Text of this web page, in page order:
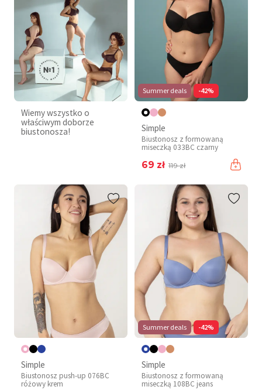
Wiemy wszystko o
właściwym doborze
biustonosza!
Summer deals -42%
Simple
Biustonosz z formowaną
miseczką 033BC czarny
69 zł 119 zł
Simple
Biustonosz push-up 076BC
różowy krem
Summer deals -42%
Simple
Biustonosz z formowaną
miseczką 108BC jeans